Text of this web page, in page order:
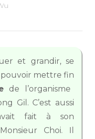
et grandir, se
mettre fin
de l’organisme
Gil. C’est aussi
fait à son
Choi. Il